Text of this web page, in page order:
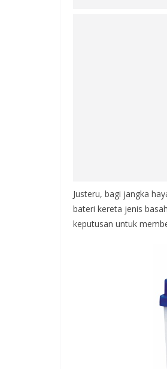
Justeru, bagi jangka
bateri kereta jenis
keputusan untuk